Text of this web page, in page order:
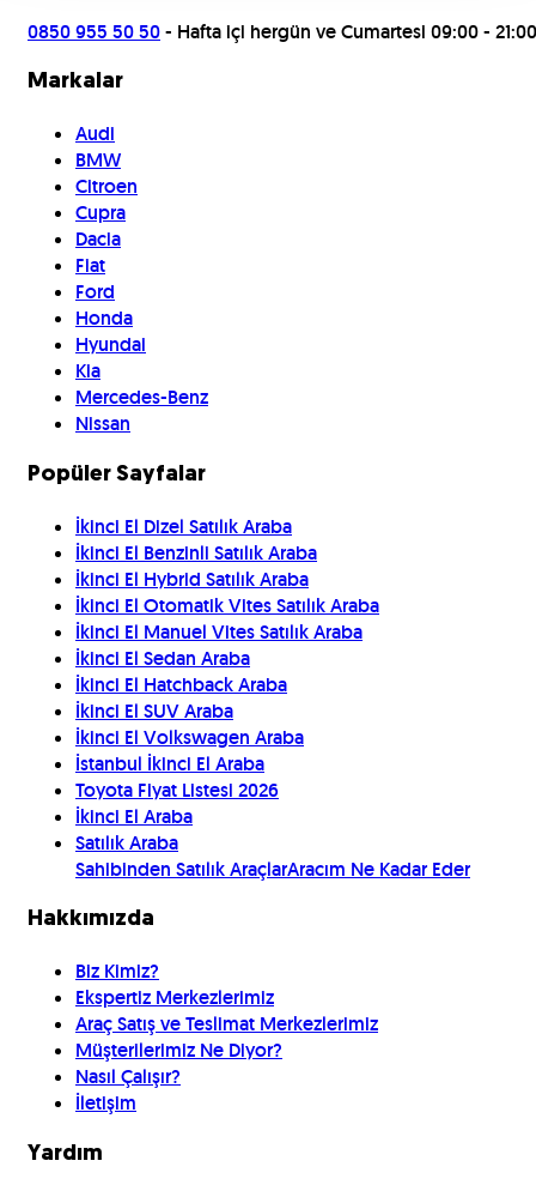
0850 955 50 50- Hafta içi hergün ve Cumartesi 09:00 - 21:00
Markalar
Audi
BMW
Citroen
Cupra
Dacia
Fiat
Ford
Honda
Hyundai
Kia
Mercedes-Benz
Nissan
Popüler Sayfalar
İkinci El Dizel Satılık Araba
İkinci El Benzinli Satılık Araba
İkinci El Hybrid Satılık Araba
İkinci El Otomatik Vites Satılık Araba
İkinci El Manuel Vites Satılık Araba
İkinci El Sedan Araba
İkinci El Hatchback Araba
İkinci El SUV Araba
İkinci El Volkswagen Araba
İstanbul İkinci El Araba
Toyota Fiyat Listesi 2026
İkinci El Araba
Satılık Araba
Sahibinden Satılık AraçlarAracım Ne Kadar Eder
Hakkımızda
Biz Kimiz?
Ekspertiz Merkezlerimiz
Araç Satış ve Teslimat Merkezlerimiz
Müşterilerimiz Ne Diyor?
Nasıl Çalışır?
İletişim
Yardım